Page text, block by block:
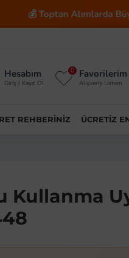
Alımlarda Büyük
Hesabım
Giriş / Kayıt Ol
Favorilerim
Alışveriş Listem
0
REHBERINIZ ÜCRETIZ
Kullanma